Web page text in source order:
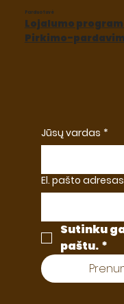
Parduotuvė
Lojalumo
Pirkimo-
Jūsų vardas *
El. pašto adresas
Sutinku
paštu. *